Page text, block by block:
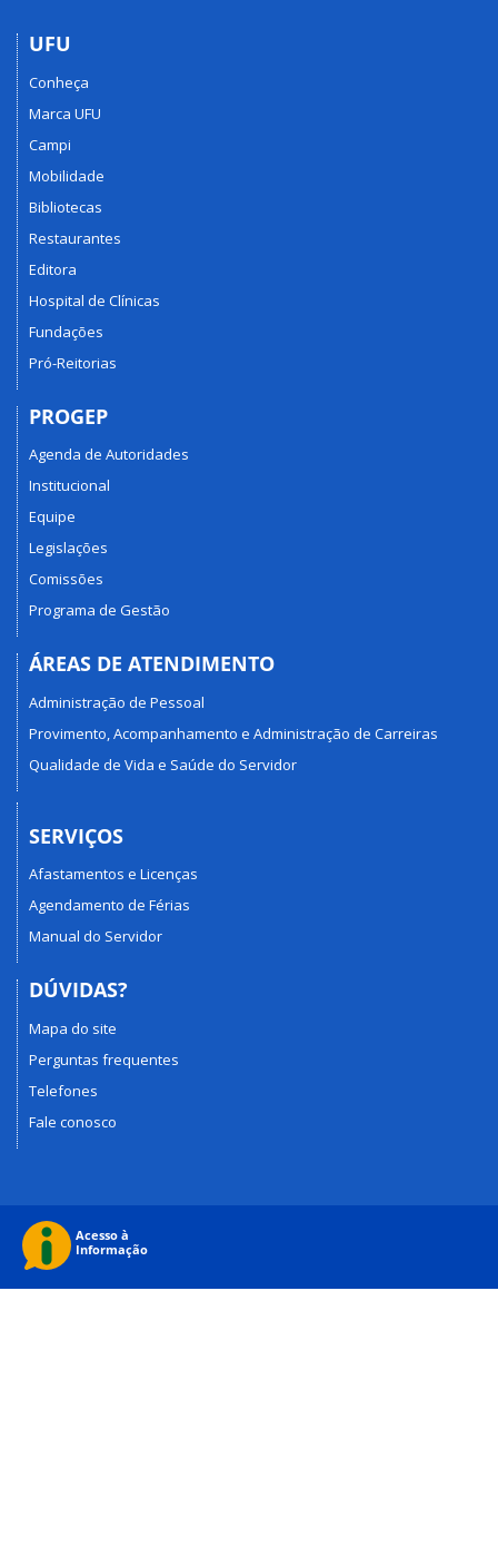
UFU
Conheça
Marca UFU
Campi
Mobilidade
Bibliotecas
Restaurantes
Editora
Hospital de Clínicas
Fundações
Pró-Reitorias
PROGEP
Agenda de Autoridades
Institucional
Equipe
Legislações
Comissões
Programa de Gestão
ÁREAS DE ATENDIMENTO
Administração de Pessoal
Provimento, Acompanhamento e Administração de Carreiras
Qualidade de Vida e Saúde do Servidor
SERVIÇOS
Afastamentos e Licenças
Agendamento de Férias
Manual do Servidor
DÚVIDAS?
Mapa do site
Perguntas frequentes
Telefones
Fale conosco